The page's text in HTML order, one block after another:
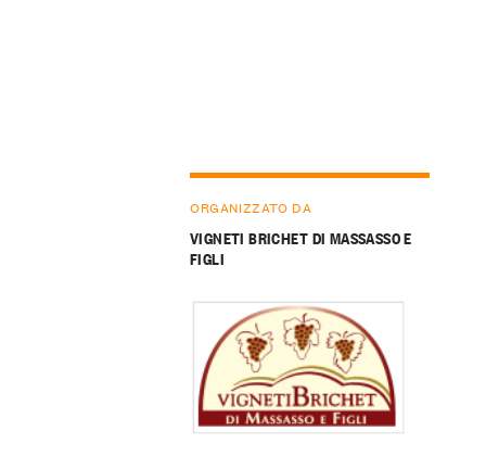
ORGANIZZATO DA
VIGNETI BRICHET DI MASSASSO E
FIGLI